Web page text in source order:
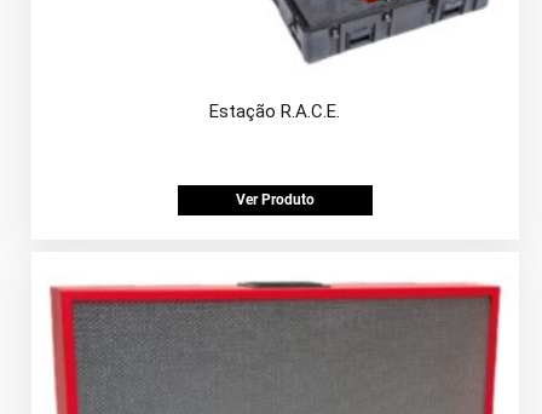
Estação R.A.C.E.
Ver Produto